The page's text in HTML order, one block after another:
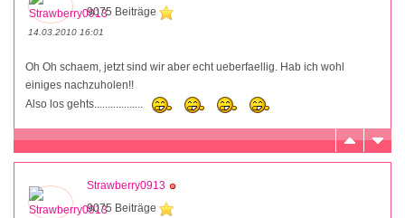
9075 Beiträge
14.03.2010 16:01
Oh Oh schaem, jetzt sind wir aber echt ueberfaellig. Hab ich wohl
einiges nachzuholen!!
Also los gehts..................
Strawberry0913
9075 Beiträge